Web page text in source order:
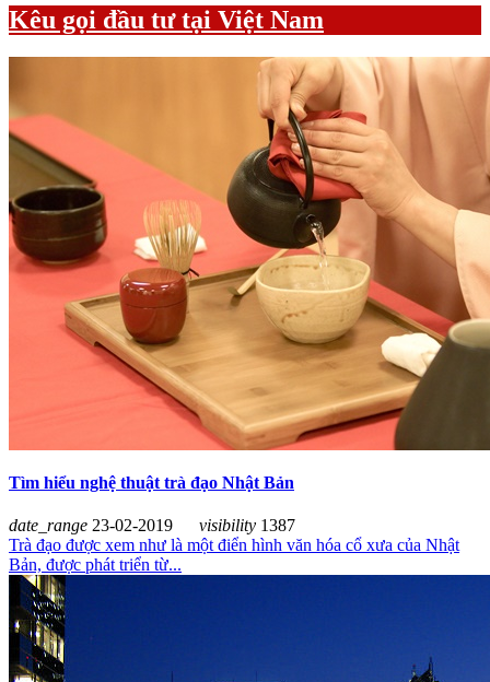
Kêu gọi đầu tư tại Việt Nam
Tìm hiểu nghệ thuật trà đạo Nhật Bản
date_range 23-02-2019 visibility 1387
Trà đạo được xem như là một điển hình văn hóa cổ xưa của Nhật
Bản, được phát triển từ...